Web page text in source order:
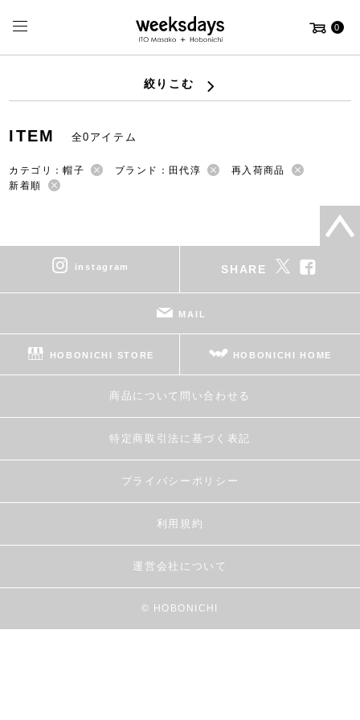
0
絞りこむ
ITEM 全0アイテム
カテゴリ：帽子 ブランド：田代淳
再入荷商品
新着順
instagram SHARE
MAIL
HOBONICHI STORE HOBONICHI HOME
商品について問い合わせる
特定商取引法に基づく表記
プライバシーポリシー
利用規約
運営会社について
© HOBONICHI